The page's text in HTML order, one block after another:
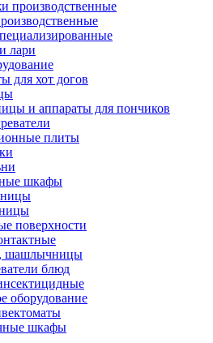
производственные
лари
для хот догов
и аппараты для пончиков
плиты
шкафы
поверхности
шашлычницы
блюд
оборудование
шкафы